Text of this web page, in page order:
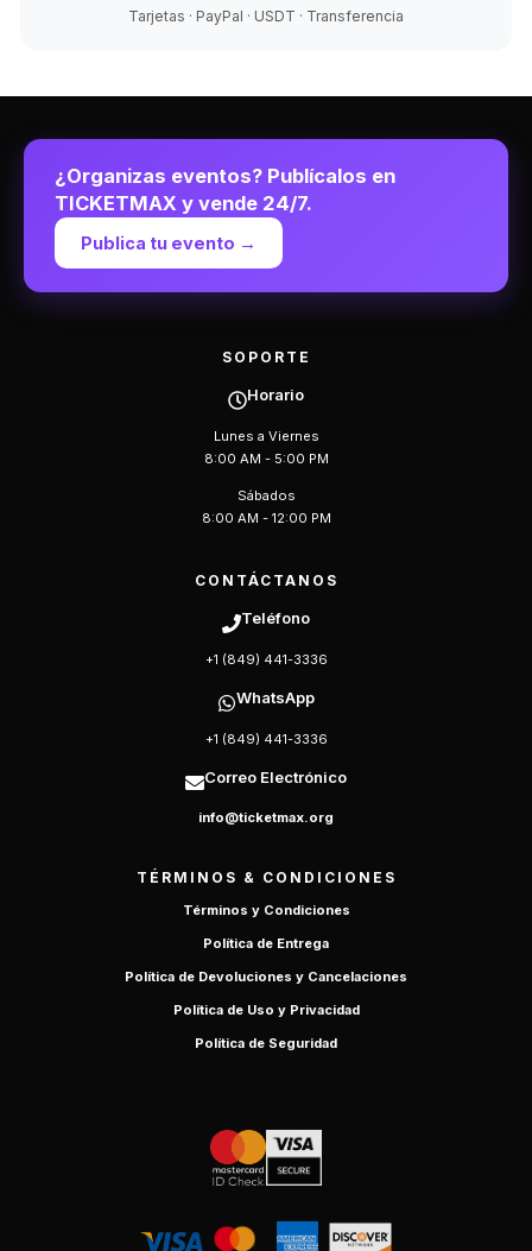
Tarjetas · PayPal · USDT · Transferencia
¿Organizas eventos? Publícalos en
TICKETMAX y vende 24/7.
Publica tu evento →
SOPORTE
Horario
Lunes a Viernes
8:00 AM - 5:00 PM
Sábados
8:00 AM - 12:00 PM
CONTÁCTANOS
Teléfono
+1 (849) 441-3336
WhatsApp
+1 (849) 441-3336
Correo Electrónico
info@ticketmax.org
TÉRMINOS & CONDICIONES
Términos y Condiciones
Política de Entrega
Política de Devoluciones y Cancelaciones
Política de Uso y Privacidad
Política de Seguridad